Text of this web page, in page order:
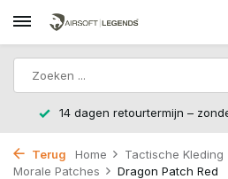
14 dagen retourtermijn –
Terug Home Tactische Kleding
Morale Patches
Dragon Patch Red